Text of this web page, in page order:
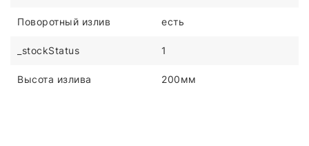
Поворотный излив есть
_stockStatus 1
Высота излива 200мм